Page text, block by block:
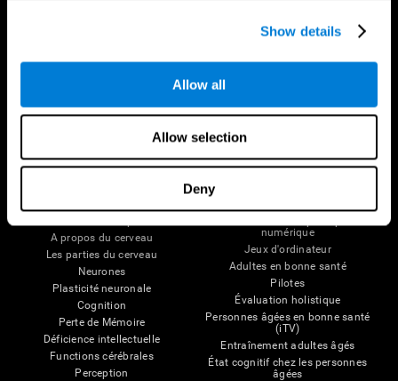
Show details
Allow all
Allow selection
Deny
Nous suivre
A propos du cerveau
Les parties du cerveau
Neurones
Plasticité neuronale
Cognition
Perte de Mémoire
Déficience intellectuelle
Functions cérébrales
Perception
numérique
Jeux d'ordinateur
Adultes en bonne santé
Pilotes
Évaluation holistique
Personnes âgées en bonne santé
(iTV)
Entraînement adultes âgés
État cognitif chez les personnes
âgées